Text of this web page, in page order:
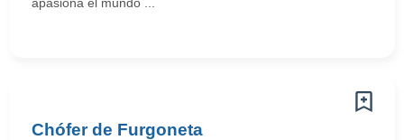
Chófer de Furgoneta